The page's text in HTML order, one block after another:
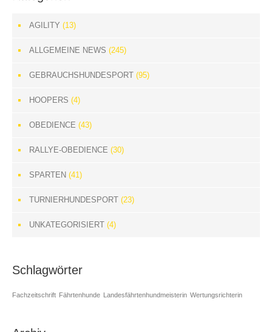
AGILITY (13)
ALLGEMEINE NEWS (245)
GEBRAUCHSHUNDESPORT (95)
HOOPERS (4)
OBEDIENCE (43)
RALLYE-OBEDIENCE (30)
SPARTEN (41)
TURNIERHUNDESPORT (23)
UNKATEGORISIERT (4)
Schlagwörter
Fachzeitschrift Fährtenhunde Landesfährtenhundmeisterin Wertungsrichterin